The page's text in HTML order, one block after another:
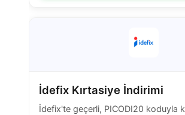
İdefix Kırtasiye İndirimi
İdefix'te geçerli, PICODI20 koduyla